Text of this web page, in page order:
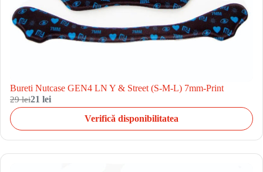
Bureti Nutcase GEN4 LN Y & Street (S-M-L) 7mm-Print
29 lei21 lei
Verifică disponibilitatea